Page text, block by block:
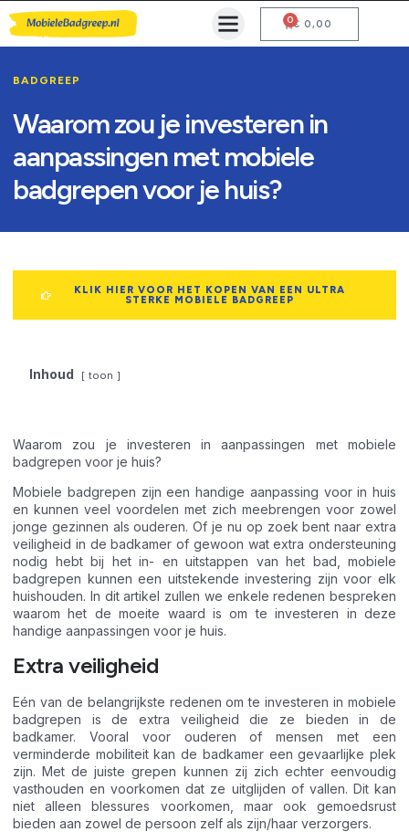
€ 0,00
0
BADGREEP
Waarom zou je investeren in
aanpassingen met mobiele
badgrepen voor je huis?
KLIK HIER VOOR HET KOPEN VAN EEN ULTRA
STERKE MOBIELE BADGREEP
Inhoud toon
Waarom zou je investeren in aanpassingen met mobiele
badgrepen voor je huis?
Mobiele badgrepen zijn een handige aanpassing voor in huis
en kunnen veel voordelen met zich meebrengen voor zowel
jonge gezinnen als ouderen. Of je nu op zoek bent naar extra
veiligheid in de badkamer of gewoon wat extra ondersteuning
nodig hebt bij het in- en uitstappen van het bad, mobiele
badgrepen kunnen een uitstekende investering zijn voor elk
huishouden. In dit artikel zullen we enkele redenen bespreken
waarom het de moeite waard is om te investeren in deze
handige aanpassingen voor je huis.
Extra veiligheid
Eén van de belangrijkste redenen om te investeren in mobiele
badgrepen is de extra veiligheid die ze bieden in de
badkamer. Vooral voor ouderen of mensen met een
verminderde mobiliteit kan de badkamer een gevaarlijke plek
zijn. Met de juiste grepen kunnen zij zich echter eenvoudig
vasthouden en voorkomen dat ze uitglijden of vallen. Dit kan
niet alleen blessures voorkomen, maar ook gemoedsrust
bieden aan zowel de persoon zelf als zijn/haar verzorgers.